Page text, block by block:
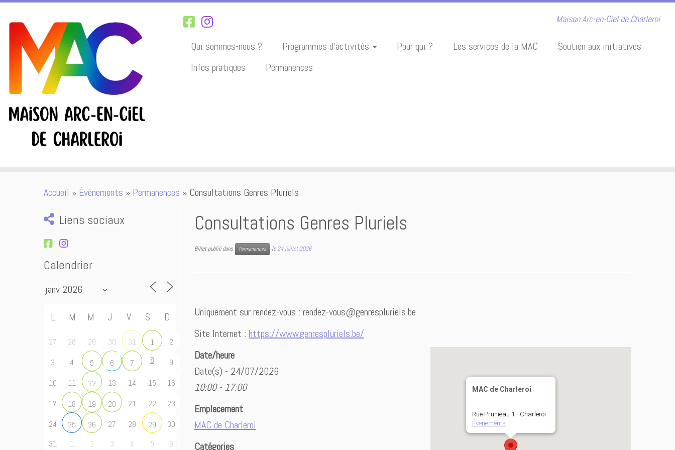
Maison Arc-en-Ciel de Charleroi
Qui sommes-nous ? Programmes d’activités Pour qui ? Les services de la MAC
Soutien aux initiatives
Infos pratiques
Permanences
Accueil » Évènements » Permanences » Consultations Genres Pluriels
Liens sociaux
Calendrier
L M M J V S D
27 28 29 30 31 1
2
3
4 5 6 7 8
9
10
11 12 13 14 15
16
17
18 19 20 21 22
23
24
25 26 27 28 29
30
31
1 2 3 4 5 6
Consultations Genres Pluriels
Billet publié dans Permanences le24 juillet 2026
Uniquement sur rendez-vous : rendez-vous@genrespluriels.be
Site Internet : https://www.genrespluriels.be/
MAC de Charleroi
Rue Prunieau 1 - Charleroi
Évènements
Date/heure
Date(s) - 24/07/2026
10:00 - 17:00
Emplacement
MAC de Charleroi
Catégories